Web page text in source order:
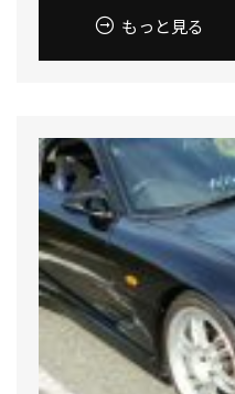
もっと見る